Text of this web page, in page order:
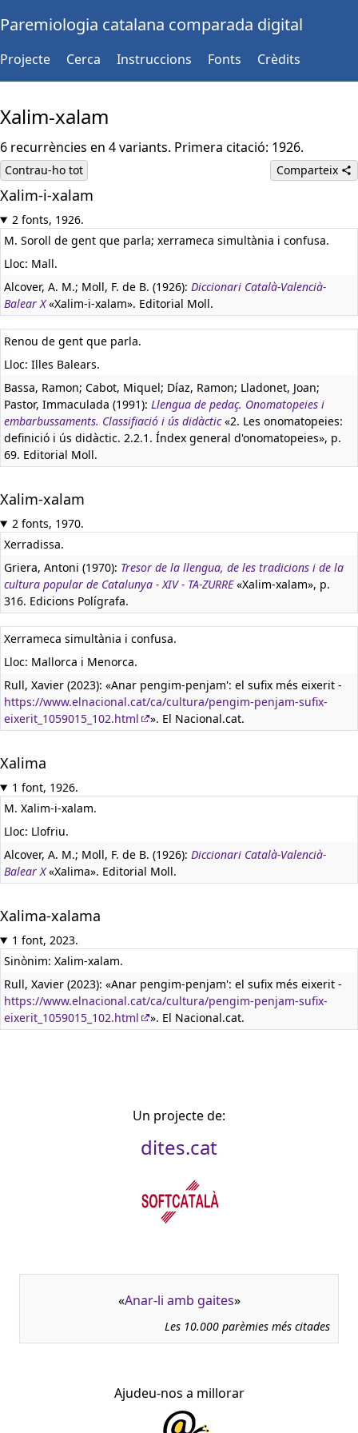
Paremiologia catalana comparada digital
Projecte Cerca Instruccions Fonts Crèdits
Xalim-xalam
6 recurrències en 4 variants. Primera citació: 1926.
Contrau-ho tot Comparteix
Xalim-i-xalam
2 fonts, 1926.
M. Soroll de gent que parla; xerrameca simultània i confusa.
Lloc: Mall.
Alcover, A. M.; Moll, F. de B. (1926): Diccionari Català-Valencià-
Balear X«Xalim-i-xalam». Editorial Moll.
Renou de gent que parla.
Lloc: Illes Balears.
Bassa, Ramon; Cabot, Miquel; Díaz, Ramon; Lladonet, Joan;
Pastor, Immaculada (1991): Llengua de pedaç. Onomatopeies i
embarbussaments. Classifiació i ús didàctic«2. Les onomatopeies:
definició i ús didàctic. 2.2.1. Índex general d'onomatopeies», p.
69. Editorial Moll.
Xalim-xalam
2 fonts, 1970.
Xerradissa.
Griera, Antoni (1970): Tresor de la llengua, de les tradicions i de la
cultura popular de Catalunya - XIV - TA-ZURRE«Xalim-xalam», p.
316. Edicions Polígrafa.
Xerrameca simultània i confusa.
Lloc: Mallorca i Menorca.
Rull, Xavier (2023): «Anar pengim-penjam': el sufix més eixerit -
https://www.elnacional.cat/ca/cultura/pengim-penjam-sufix-
eixerit_1059015_102.html
». El Nacional.cat.
Xalima
1 font, 1926.
M. Xalim-i-xalam.
Lloc: Llofriu.
Alcover, A. M.; Moll, F. de B. (1926): Diccionari Català-Valencià-
Balear X«Xalima». Editorial Moll.
Xalima-xalama
1 font, 2023.
Sinònim: Xalim-xalam.
Rull, Xavier (2023): «Anar pengim-penjam': el sufix més eixerit -
https://www.elnacional.cat/ca/cultura/pengim-penjam-sufix-
eixerit_1059015_102.html
». El Nacional.cat.
Un projecte de:
dites.cat
«Anar-li amb gaites»
Les 10.000 parèmies més citades
Ajudeu-nos a millorar